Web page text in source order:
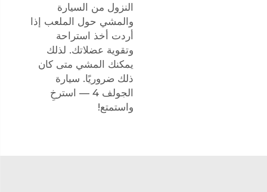
النزول من السيارة
والمشي حول الملعب إذا
أردت أخذ استراحة
وتقوية عضلاتك. لذلك
يمكنك المشي متى كان
ذلك ضروريًا. سيارة
الجولف 4 — استرخِ
واستمتع!